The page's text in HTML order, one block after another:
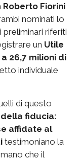
Roberto Fiorini
nominati lo
riferiti
un Utile
26,7 milioni di
individuale
di questo
fiducia:
affidate al
testimoniano la
che il